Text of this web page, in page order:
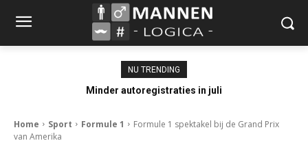
NU TRENDING
Minder autoregistraties in juli
Home Sport Formule 1
Formule 1 spektakel bij de Grand Prix
van Amerika